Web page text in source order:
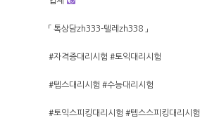
「 톡상담zh333-텔레zh338 」
#자격증대리시험 #토익대리시험
#텝스대리시험 #수능대리시험
#토익스피킹대리시험 #텝스스피킹대리시험